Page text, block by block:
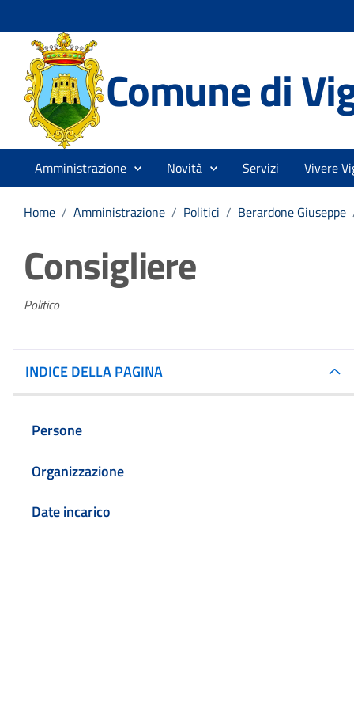
Comune di
Amministrazione Novità Servizi Vivere
Home / Amministrazione / Politici / Berardone Giuseppe
Consigliere
Politico
INDICE DELLA PAGINA
Persone
Organizzazione
Date incarico